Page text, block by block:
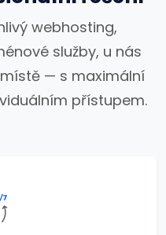
webhosting,
služby, u nás
— s maximální
přístupem.